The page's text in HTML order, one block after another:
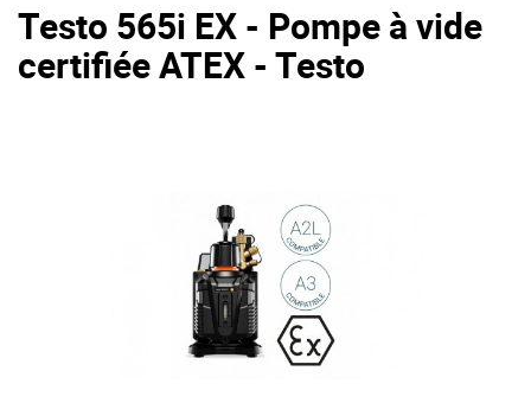
Testo 565i EX - Pompe à vide
certifiée ATEX - Testo